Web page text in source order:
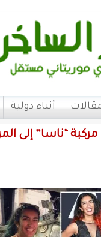
أنباء دولية
مركبة “ناسا” إلى